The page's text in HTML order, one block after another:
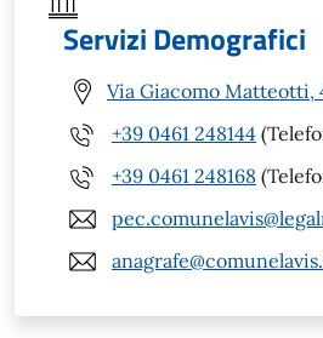
Servizi Demografici
Via Giacomo Matteotti,
+39 0461 248144
+39 0461 248168